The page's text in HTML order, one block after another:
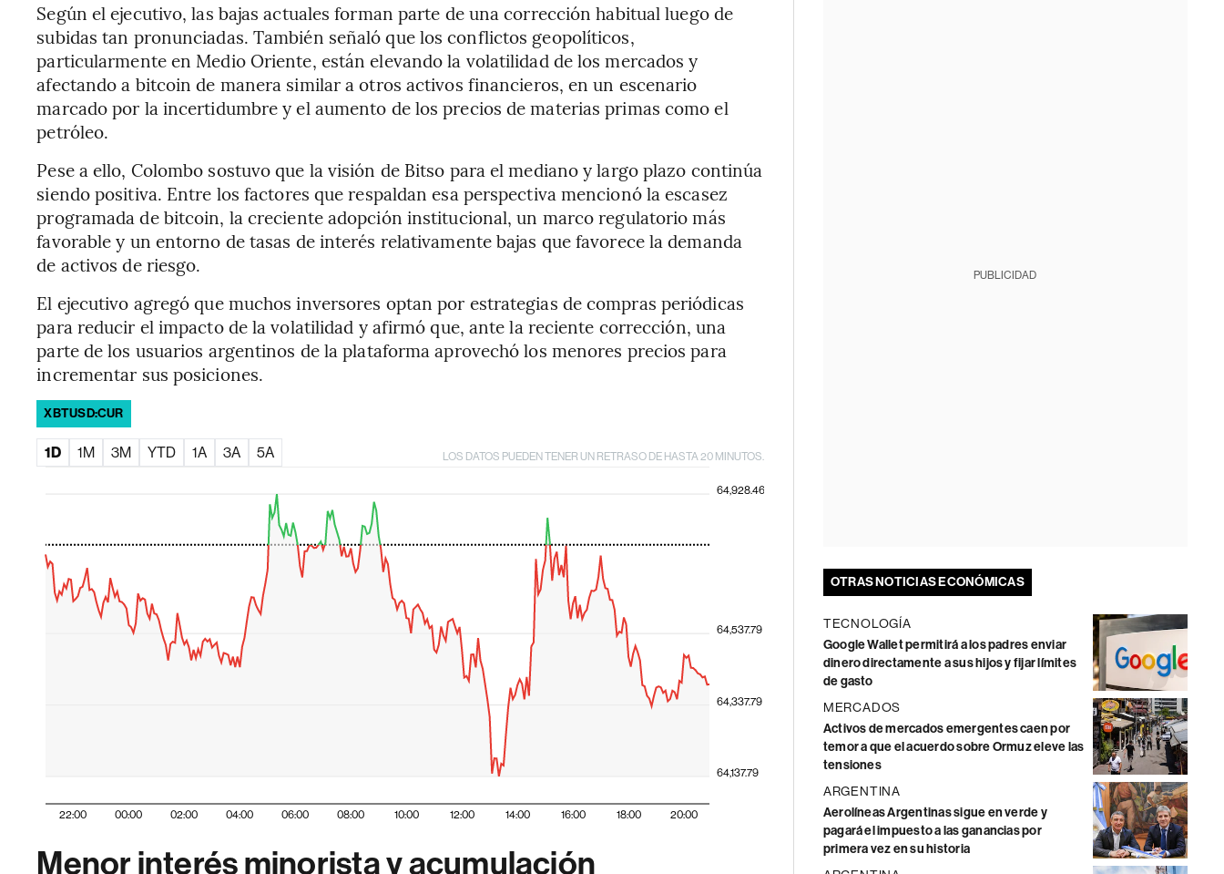
Según el ejecutivo, las bajas actuales forman parte de una corrección habitual luego de
subidas tan pronunciadas. También señaló que los conflictos geopolíticos,
particularmente en Medio Oriente, están elevando la volatilidad de los mercados y
afectando a bitcoin de manera similar a otros activos financieros, en un escenario
marcado por la incertidumbre y el aumento de los precios de materias primas como el
petróleo.
Pese a ello, Colombo sostuvo que la visión de Bitso para el mediano y largo plazo continúa
siendo positiva. Entre los factores que respaldan esa perspectiva mencionó la escasez
programada de bitcoin, la creciente adopción institucional, un marco regulatorio más
favorable y un entorno de tasas de interés relativamente bajas que favorece la demanda
de activos de riesgo.
El ejecutivo agregó que muchos inversores optan por estrategias de compras periódicas
para reducir el impacto de la volatilidad y afirmó que, ante la reciente corrección, una
parte de los usuarios argentinos de la plataforma aprovechó los menores precios para
incrementar sus posiciones.
XBTUSD:CUR
1D 1M 3M YTD 1A 3A 5A LOS DATOS PUEDEN TENER UN RETRASO DE HASTA 20 MINUTOS.
22:00 00:00 02:00 04:00 06:00 08:00 10:00 12:00 14:00 16:00 18:00 20:00
64,137.79
64,337.79
64,537.79
64,928.46
Menor interés minorista y acumulación
PUBLICIDAD
OTRAS NOTICIAS ECONÓMICAS
TECNOLOGÍA
Google Wallet permitirá a los padres enviar
dinero directamente a sus hijos y fijar límites
de gasto
MERCADOS
Activos de mercados emergentes caen por
temor a que el acuerdo sobre Ormuz eleve las
tensiones
ARGENTINA
Aerolíneas Argentinas sigue en verde y
pagará el impuesto a las ganancias por
primera vez en su historia